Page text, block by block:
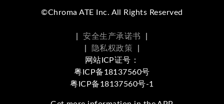
©Chroma ATE Inc. All Rights Reserved
安全生产承诺书
隐私权政策
网站ICP证号：
粤ICP备18137560号
粤ICP备18137560号-1